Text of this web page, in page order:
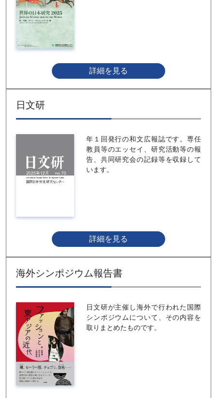
詳細を見る
日文研
年１回発行の和文広報誌です。専任
教員等のエッセイ、研究活動等の報
告、共同研究会の記録等を収録して
います。
詳細を見る
海外シンポジウム報告書
日文研が主催し海外で行われた国際
シンポジウムについて、その内容を
取りまとめたものです。